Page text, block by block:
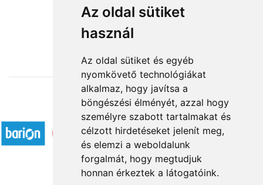
Az oldal sütiket
használ
Az oldal sütiket és egyéb
nyomkövető technológiákat
alkalmaz, hogy javítsa a
böngészési élményét, azzal hogy
személyre szabott tartalmakat és
célzott hirdetéseket jelenít meg,
és elemzi a weboldalunk
forgalmát, hogy megtudjuk
honnan érkeztek a látogatóink.
from HUF32,760
Accepted payment methods